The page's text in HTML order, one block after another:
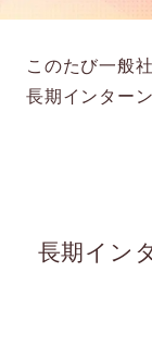
このたび一般
長期インター
長期イン